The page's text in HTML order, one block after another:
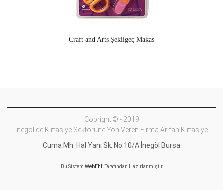
Craft and Arts Şekilgeç Makas
Copright © - 2019
İnegöl'de Kırtasiye Sektörüne Yön Veren Firma Arifan Kırtasiye
Cuma Mh. Hal Yanı Sk. No:10/A İnegöl Bursa
Bu Sistem WebEhliTarafından Hazırlanmıştır